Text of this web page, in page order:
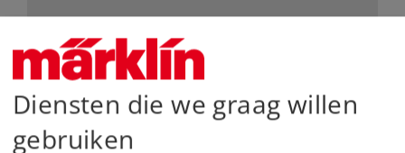
Diensten die we graag willen
gebruiken